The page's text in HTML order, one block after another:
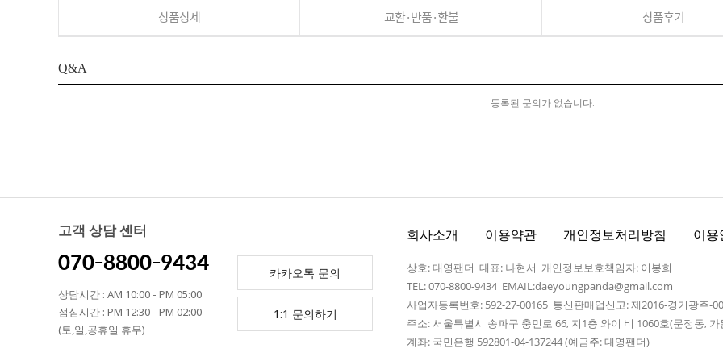
상품상세 교환·반품·환불 상품후기
Q&A
등록된 문의가 없습니다.
고객 상담 센터
070-8800-9434
상담시간 : AM 10:00 - PM 05:00
점심시간 : PM 12:30 - PM 02:00
(토,일,공휴일 휴무)
카카오톡 문의
1:1 문의하기
회사소개 이용약관 개인정보처리방침 이용
상호: 대영팬더 대표: 나현서 개인정보보호책임자: 이봉희
TEL: 070-8800-9434 EMAIL:daeyoungpanda@gmail.com
사업자등록번호: 592-27-00165 통신판매업신고: 제2016-경기광주-
주소: 서울특별시 송파구 충민로 66, 지1층 와이 비 1060호(문정동,
계좌: 국민은행 592801-04-137244 (예금주: 대영팬더)